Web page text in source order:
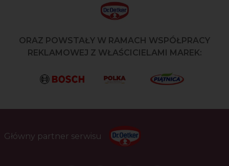
ORAZ POWSTAŁY W RAMACH WSPÓŁPRACY
REKLAMOWEJ Z WŁAŚCICIELAMI MAREK:
Główny partner serwisu